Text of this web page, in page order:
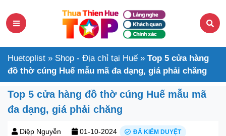
Huetoplist » Shop - Địa chỉ tại Huế » Top 5 cửa hàng
đồ thờ cúng Huế mẫu mã đa dạng, giá phải chăng
Top 5 cửa hàng đồ thờ cúng Huế mẫu mã
đa dạng, giá phải chăng
Diệp Nguyễn 01-10-2024 ĐÃ KIỂM DUYỆT